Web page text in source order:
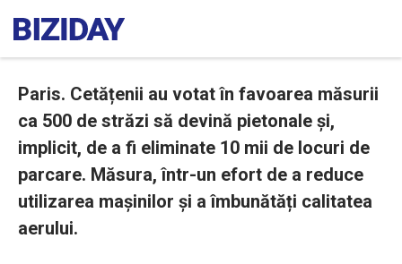
Paris. Cetățenii au votat în favoarea măsurii
ca 500 de străzi să devină pietonale și,
implicit, de a fi eliminate 10 mii de locuri de
parcare. Măsura, într-un efort de a reduce
utilizarea mașinilor și a îmbunătăți calitatea
aerului.